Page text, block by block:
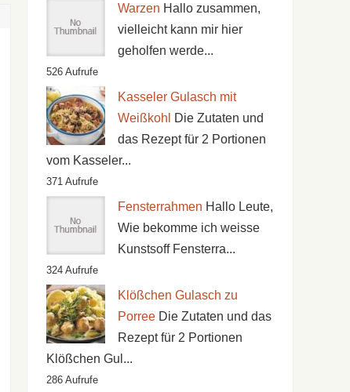
Warzen Hallo zusammen,
vielleicht kann mir hier
geholfen werde...
526 Aufrufe
Kasseler Gulasch mit
Weißkohl
Die Zutaten und
das Rezept für 2 Portionen
vom Kasseler...
371 Aufrufe
Fensterrahmen Hallo Leute,
Wie bekomme ich weisse
Kunstsoff Fensterra...
324 Aufrufe
Klößchen Gulasch zu
Porree Die Zutaten und das
Rezept für 2 Portionen
Klößchen Gul...
286 Aufrufe